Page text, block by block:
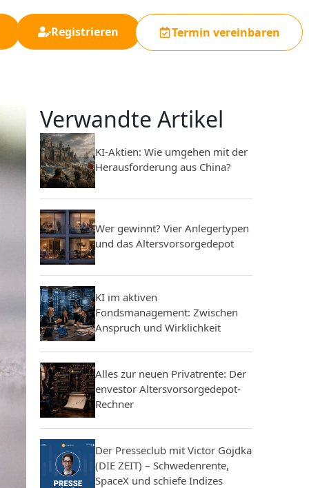
Registrieren Termin vereinbaren
Verwandte Artikel
KI-Aktien: Wie umgehen mit der
Herausforderung aus China?
Wer gewinnt? Vier Anlegertypen
und das Altersvorsorgedepot
KI im aktiven
Fondsmanagement: Zwischen
Anspruch und Wirklichkeit
Alles zur neuen Privatrente: Der
envestor Altersvorsorgedepot-
Rechner
Der Presseclub mit Victor Gojdka
(DIE ZEIT) – Schwedenrente,
SpaceX und schiefe Indizes